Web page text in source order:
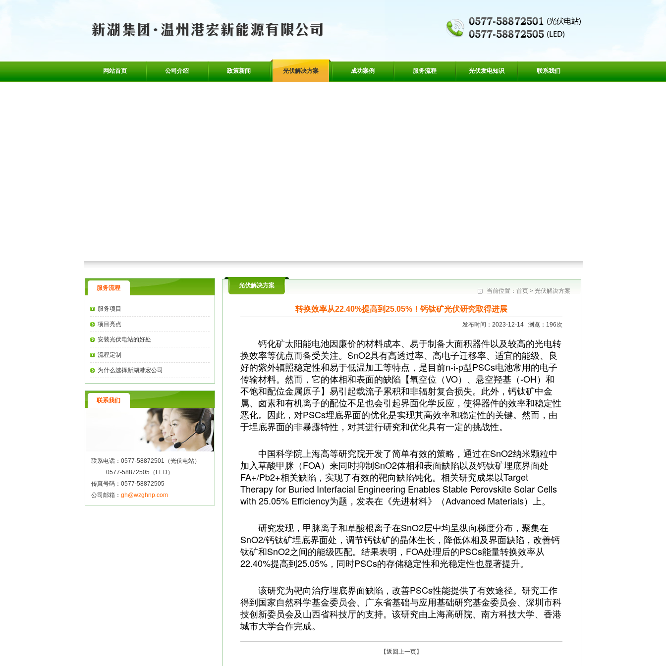
网站首页 公司介绍 政策新闻 光伏解决方案 成功案例 服务流程 光伏发电知识 联系我们
服务流程
服务项目
项目亮点
安装光伏电站的好处
流程定制
为什么选择新湖港宏公司
联系我们
联系电话：0577-58872501（光伏电站）
0577-58872505（LED）
传真号码：0577-58872505
公司邮箱： gh@wzghnp.com
当前位置： 首页> 光伏解决方案
光伏解决方案
转换效率从22.40%提高到25.05%！钙钛矿光伏研究取得进展
发布时间：2023-12-14 浏览：196次
钙化矿太阳能电池因廉价的材料成本、易于制备大面积器件以及较高的光电转
换效率等优点而备受关注。SnO2具有高透过率、高电子迁移率、适宜的能级、良
好的紫外辐照稳定性和易于低温加工等特点，是目前n-i-p型PSCs电池常用的电子
传输材料。然而，它的体相和表面的缺陷【氧空位（VO）、悬空羟基（-OH）和
不饱和配位金属原子】易引起载流子累积和非辐射复合损失。此外，钙钛矿中金
属、卤素和有机离子的配位不足也会引起界面化学反应，使得器件的效率和稳定性
恶化。因此，对PSCs埋底界面的优化是实现其高效率和稳定性的关键。然而，由
于埋底界面的非暴露特性，对其进行研究和优化具有一定的挑战性。
中国科学院上海高等研究院开发了简单有效的策略，通过在SnO2纳米颗粒中
加入草酸甲脒（FOA）来同时抑制SnO2体相和表面缺陷以及钙钛矿埋底界面处
FA+/Pb2+相关缺陷，实现了有效的靶向缺陷钝化。相关研究成果以Target
Therapy for Buried Interfacial Engineering Enables Stable Perovskite Solar Cells
with 25.05% Efficiency为题，发表在《先进材料》（Advanced Materials）上。
研究发现，甲脒离子和草酸根离子在SnO2层中均呈纵向梯度分布，聚集在
SnO2/钙钛矿埋底界面处，调节钙钛矿的晶体生长，降低体相及界面缺陷，改善钙
钛矿和SnO2之间的能级匹配。结果表明，FOA处理后的PSCs能量转换效率从
22.40%提高到25.05%，同时PSCs的存储稳定性和光稳定性也显著提升。
该研究为靶向治疗埋底界面缺陷，改善PSCs性能提供了有效途径。研究工作
得到国家自然科学基金委员会、广东省基础与应用基础研究基金委员会、深圳市科
技创新委员会及山西省科技厅的支持。该研究由上海高研院、南方科技大学、香港
城市大学合作完成。
【返回上一页】